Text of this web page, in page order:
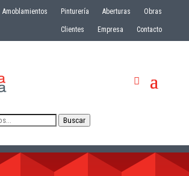
Amoblamientos Pinturería Aberturas Obras
Clientes Empresa Contacto
Buscar